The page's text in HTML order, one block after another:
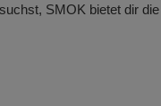
SMOK bietet dir die